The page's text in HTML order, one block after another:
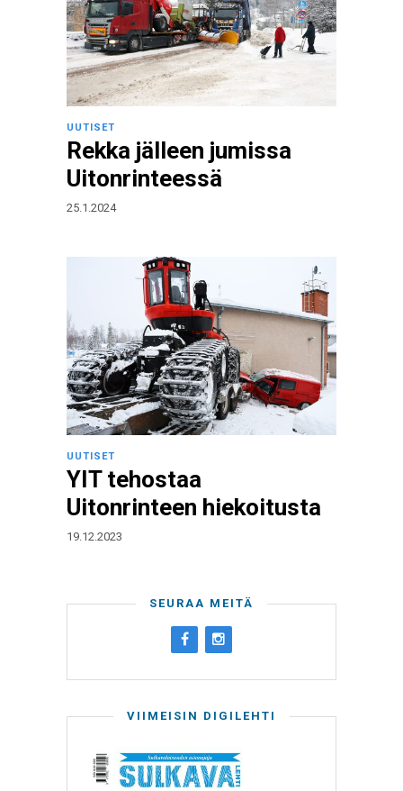
UUTISET
Rekka jälleen jumissa
Uitonrinteessä
25.1.2024
UUTISET
YIT tehostaa
Uitonrinteen hiekoitusta
19.12.2023
SEURAA MEITÄ
VIIMEISIN DIGILEHTI